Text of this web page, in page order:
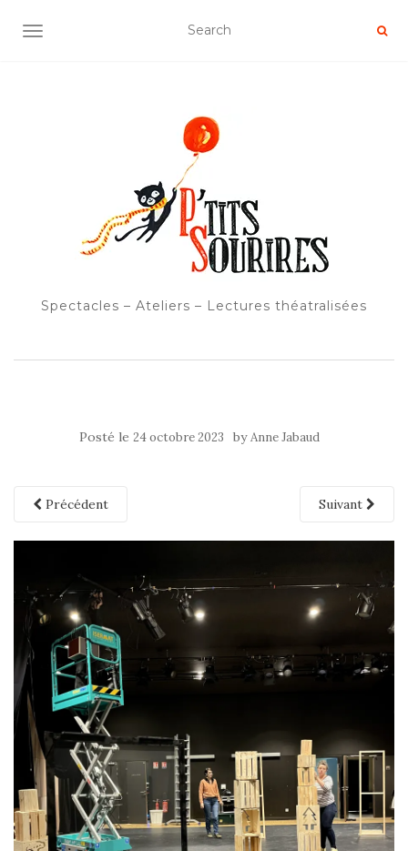
OUVRIR/FERMER LA NAVIGATION
Spectacles – Ateliers – Lectures théatralisées
Posté le 24 octobre 2023 byAnne Jabaud
Précédent Suivant